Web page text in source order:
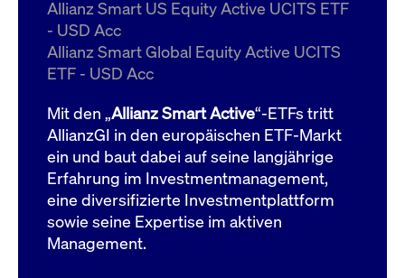
Allianz Smart US Equity Active UCITS ETF
- USD Acc
Allianz Smart Global Equity Active UCITS
ETF - USD Acc
Mit den „Allianz Smart Active“-ETFs tritt
AllianzGI in den europäischen ETF-Markt
ein und baut dabei auf seine langjährige
Erfahrung im Investmentmanagement,
eine diversifizierte Investmentplattform
sowie seine Expertise im aktiven
Management.
ApplicationGatewayAffinityCORS
boerse.com